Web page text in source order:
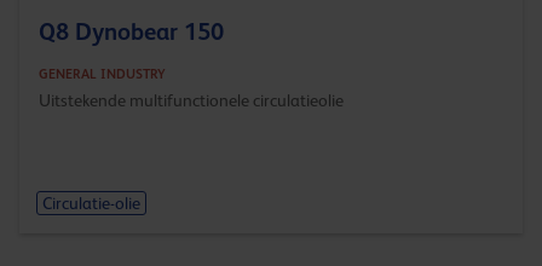
Q8 Dynobear 150
GENERAL INDUSTRY
Uitstekende multifunctionele circulatieolie
Circulatie-olie